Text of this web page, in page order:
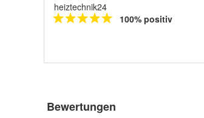
heiztechnik24
100% positiv
Bewertungen